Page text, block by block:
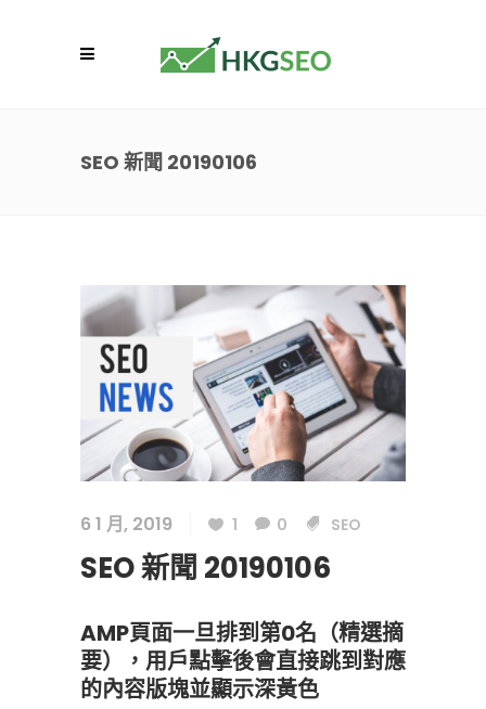
SEO 新聞 20190106
6 1 月, 2019 1 0 SEO
SEO 新聞 20190106
AMP頁面一旦排到第0名（精選摘
要），用戶點擊後會直接跳到對應
的內容版塊並顯示深黃色